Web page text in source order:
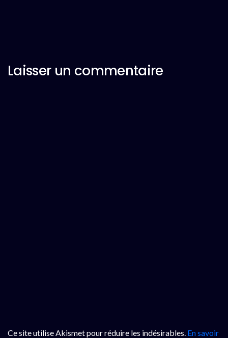
Laisser un commentaire
Ce site utilise Akismet pour réduire les indésirables. En savoir